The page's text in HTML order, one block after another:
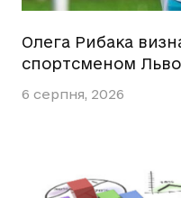
Олега Рибака
спортсменом
6 серпня, 2026